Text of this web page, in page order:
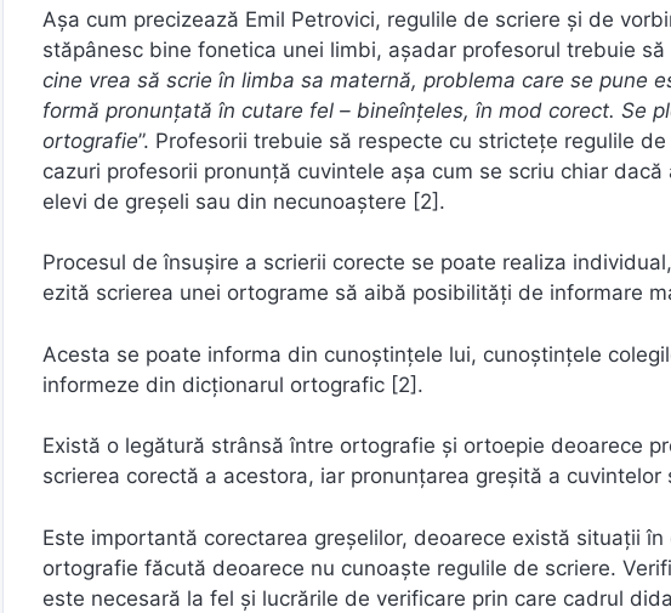
Așa cum precizează Emil Petrovici, regulile de scriere și de
stăpânesc bine fonetica unei limbi, așadar profesorul trebuie
cine vrea să scrie în limba sa maternă, problema care se pune
formă pronunțată în cutare fel – bineînțeles, în mod corect. Se
ortografie”. Profesorii trebuie să respecte cu strictețe regulile
cazuri profesorii pronunță cuvintele așa cum se scriu chiar
elevi de greșeli sau din necunoaștere [2].
Procesul de însușire a scrierii corecte se poate realiza
ezită scrierea unei ortograme să aibă posibilități de informare
Acesta se poate informa din cunoștințele lui, cunoștințele
informeze din dicționarul ortografic [2].
Există o legătură strânsă între ortografie și ortoepie deoarece
scrierea corectă a acestora, iar pronunțarea greșită a
Este importantă corectarea greșelilor, deoarece există situații
ortografie făcută deoarece nu cunoaște regulile de scriere.
este necesară la fel și lucrările de verificare prin care cadrul